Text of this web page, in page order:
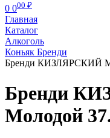
0 000 ₽
Главная
Каталог
Алкоголь
Коньяк Бренди
Бренди КИЗЛЯРСКИЙ
Бренди
Молодой